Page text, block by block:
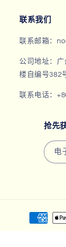
联系我们
联系邮箱：
公司地址：
楼自编号382
联系电话：
抢先
电